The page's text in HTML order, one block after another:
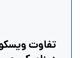
تفاوت